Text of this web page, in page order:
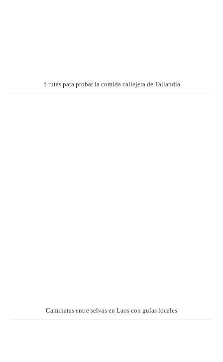
5 rutas para probar la comida callejera de Tailandia
Caminatas entre selvas en Laos con guías locales